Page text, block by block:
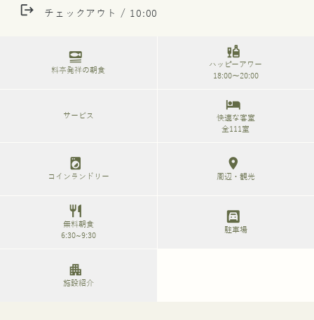
logout チェックアウト / 10:00
set_meal
料亭発祥の朝食
liquor
ハッピーアワー
18:00～20:00
サービス
hotel
快適な客室
全111室
local_laundry_service
コインランドリー
location_on
周辺・観光
restaurant
無料朝食
6:30~9:30
garage
駐車場
apartment
施設紹介